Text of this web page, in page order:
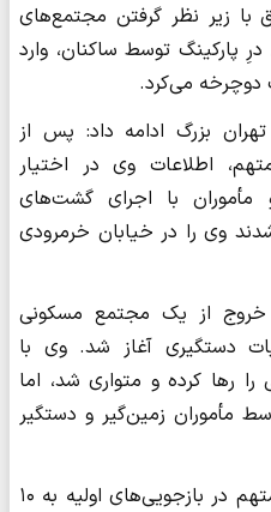
با زیر نظر گرفتن مجتمع‌های
پارکینگ توسط ساکنان، وارد
دوچرخه می‌کرد.
بزرگ ادامه داد: پس از
اطلاعات وی در اختیار
با اجرای گشت‌های
وی را در خیابان خرمرودی
از یک مجتمع مسکونی
دستگیری آغاز شد. وی با
رها کرده و متواری شد، اما
مأموران زمین‌گیر و دستگیر
سرهنگ افشار خاطرنشان کرد: متهم در بازجویی‌های اولیه به ۱۰